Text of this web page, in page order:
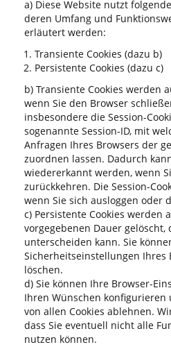
a) Diese Website nutzt
deren Umfang und
erläutert werden:
Transiente Cookies (dazu b)
Persistente Cookies (dazu c)
b) Transiente Cookies werden
wenn Sie den Browser
insbesondere die Session-
sogenannte Session-ID, mit
Anfragen Ihres Browsers der
zuordnen lassen. Dadurch
wiedererkannt werden, wenn
zurückkehren. Die Session-
wenn Sie sich ausloggen oder
c) Persistente Cookies werden
vorgegebenen Dauer gelöscht,
unterscheiden kann. Sie
Sicherheitseinstellungen Ihres
löschen.
d) Sie können Ihre Browser-
Ihren Wünschen konfigurieren
von allen Cookies ablehnen.
dass Sie eventuell nicht alle
nutzen können.